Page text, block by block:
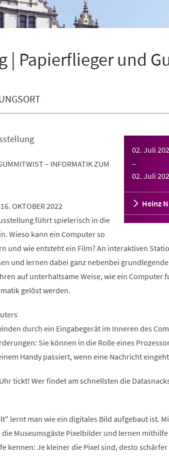
| Papierflieger und
02. Juli
–
02. Juli
Heinz
– INFORMATIK ZUM
OKTOBER 2022
führt spielerisch in die
Wieso kann ein Computer so
und wie entsteht ein Film? An interaktiven
und lernen dabei ganz nebenbei
auf unterhaltsame Weise, wie ein Computer
gelöst werden.
durch ein Eingabegerät im Inneren des
Sie können in die Rolle eines
Handy passiert, wenn eine Nachricht
tickt! Wer findet am schnellsten die
lernt man wie ein digitales Bild aufgebaut ist.
Museumsgäste Pixelbilder und lernen
kennen: Je kleiner die Pixel sind, desto